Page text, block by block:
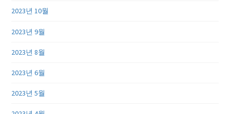
2023년 10월
2023년 9월
2023년 8월
2023년 6월
2023년 5월